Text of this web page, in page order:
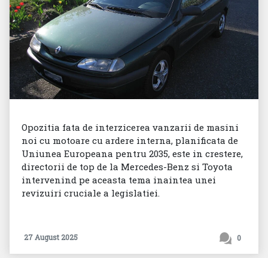
Opozitia fata de interzicerea vanzarii de masini
noi cu motoare cu ardere interna, planificata de
Uniunea Europeana pentru 2035, este in crestere,
directorii de top de la Mercedes-Benz si Toyota
intervenind pe aceasta tema inaintea unei
revizuiri cruciale a legislatiei.
27 August 2025 0